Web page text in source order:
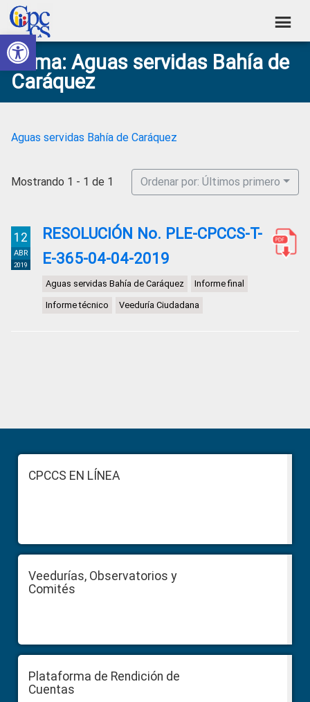
Abrir barra de herramientas
Skip
to
primary
navigation
Skip
to
main
content
Skip
to
primary
sidebar
Skip
to
footer
Consejo
de
Participación
Social
Construyendo
Poder
Ciudadano
Tema: Aguas servidas Bahía de
Caráquez
Aguas servidas Bahía de Caráquez
Mostrando 1 - 1 de 1 Ordenar por: Últimos primero
12
ABR
2019
RESOLUCIÓN No. PLE-CPCCS-T-
E-365-04-04-2019
Aguas servidas Bahía de Caráquez Informe final
Informe técnico Veeduría Ciudadana
Sidebar
FooterCPCCS EN LÍNEA
Veedurías, Observatorios y
Comités
Plataforma de Rendición de
Cuentas